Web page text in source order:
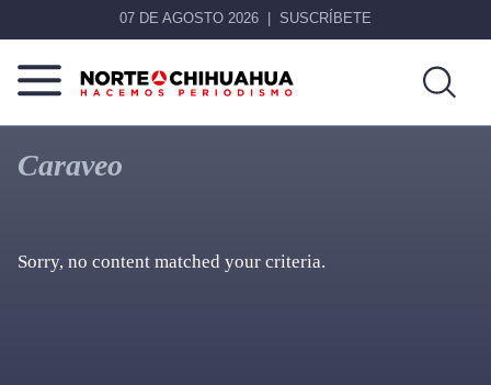
07 DE AGOSTO 2026 SUSCRÍBETE
Norte
Chihuahua
Más
que
noticias,
Caraveo
Sorry, no content matched your criteria.